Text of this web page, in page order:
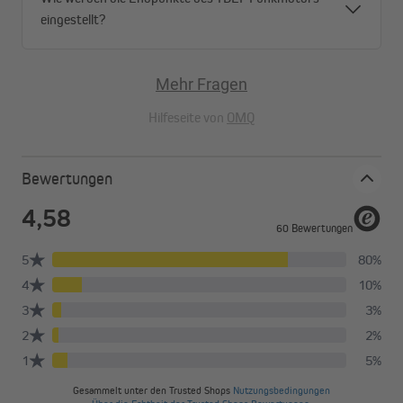
eingestellt?
Mehr Fragen
Hilfeseite von OMQ
Bewertungen